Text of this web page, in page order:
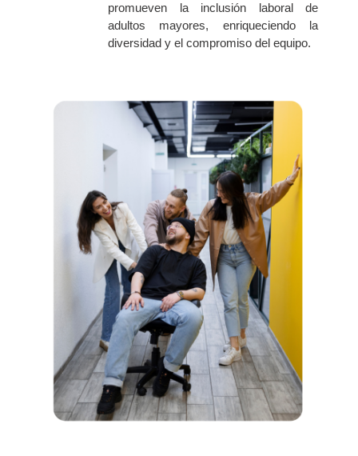
promueven la inclusión laboral de
adultos mayores, enriqueciendo la
diversidad y el compromiso del equipo.